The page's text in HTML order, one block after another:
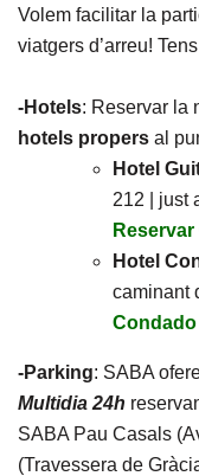
Volem facilitar la
viatgers d’arreu!
-Hotels: Reservar la
hotels propers al
Hotel
212 | just
Hotel
caminant
Condado
-Parking: SABA
Multidia 24h
SABA Pau Casals
(Travessera de